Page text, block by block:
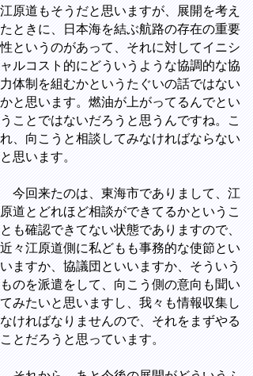
江原道もそうだと思いますが、展開を考え
たときに、日本海を結ぶ航路の存在の重要
性というのがあって、それに対してイニシ
ャルコスト的にどういうような協調的な協
力体制を組むかというたぐいの話ではない
かと思います。燃油が上がってるんでとい
うことではないだろうと思うんですね。こ
れ、向こうと相談してみなければならない
と思います。
今回来たのは、東海市でありまして、江
原道とどれほど相談ができてるかというこ
とも確認できてない状態でありますので、
近々江原道側に私どもも事務的な使節とい
いますか、協議団といいますか、そういう
ものを派遣をして、向こう側の意向も聞い
てみたいと思いますし、我々も情報収集し
なければなりませんので、それをまずやる
ことだろうと思っています。